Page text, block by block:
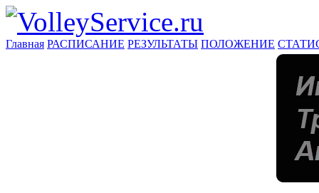
Главная РАСПИСАНИЕ РЕЗУЛЬТАТЫ ПОЛОЖЕНИЕ